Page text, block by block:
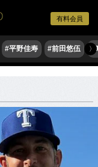
有料会員
#平野佳寿 #前田悠伍 〉